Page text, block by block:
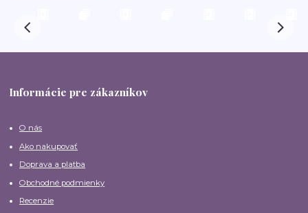
Informácie pre zákazníkov
O nás
Ako nakupovať
Doprava a platba
Obchodné podmienky
Recenzie